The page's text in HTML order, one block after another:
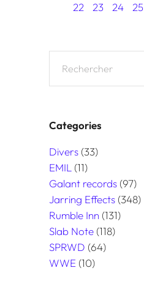
22
23 24 25
Categories
Divers (33)
EMIL (11)
Galant records (97)
Jarring Effects (348)
Rumble Inn (131)
Slab Note (118)
SPRWD (64)
WWE (10)